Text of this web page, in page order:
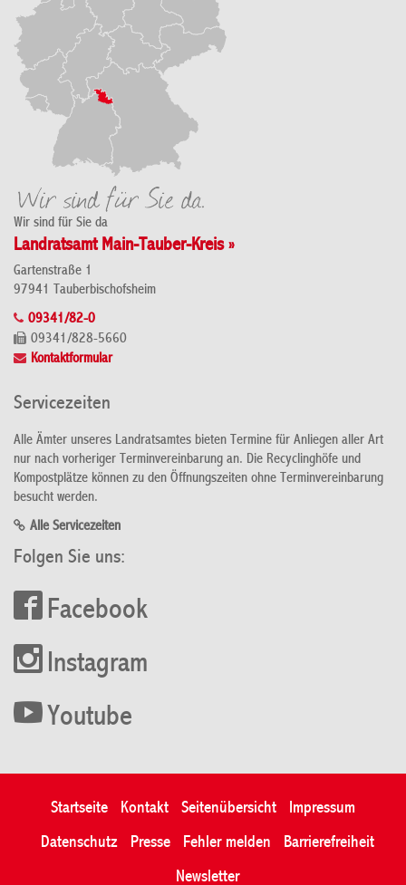
Wir sind für Sie da
Landratsamt Main-Tauber-Kreis »
Gartenstraße 1
97941 Tauberbischofsheim
09341/82-0
09341/828-5660
Kontaktformular
Servicezeiten
Alle Ämter unseres Landratsamtes bieten Termine für Anliegen aller Art
nur nach vorheriger Terminvereinbarung an. Die Recyclinghöfe und
Kompostplätze können zu den Öffnungszeiten ohne Terminvereinbarung
besucht werden.
Alle Servicezeiten
Folgen Sie uns:
Facebook
Instagram
Youtube
Startseite Kontakt Seitenübersicht
Impressum
Datenschutz
Presse Fehler melden
Barrierefreiheit
Newsletter